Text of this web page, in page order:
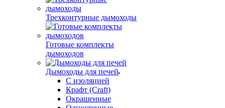
Трехконтурные дымоходы
Готовые комплекты
дымоходов
Дымоходы для печей
С изоляцией
Крафт (Craft)
Окрашенные